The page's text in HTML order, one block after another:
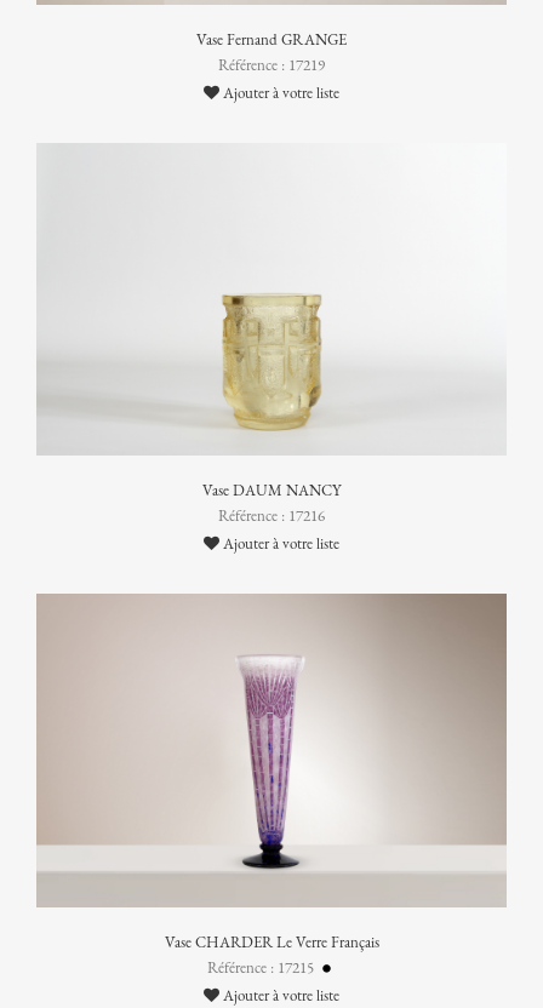
Vase Fernand GRANGE
Référence : 17219
Ajouter à votre liste
Vase DAUM NANCY
Référence : 17216
Ajouter à votre liste
Vase CHARDER Le Verre Français
Référence : 17215
Ajouter à votre liste